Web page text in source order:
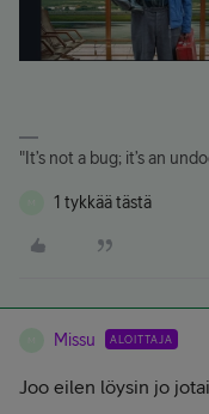
"It’s not a bug; it’s an
1 tykkää tästä
Missu ALOITTAJA
Joo eilen löysin jo